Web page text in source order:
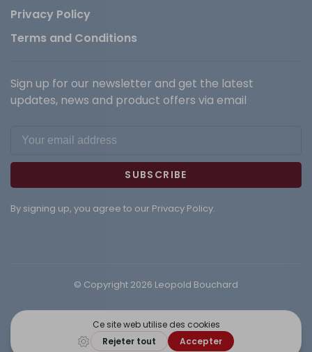
Privacy Policy
Terms and Conditions
Sign up for our newsletter and get the latest
updates, news and product offers via email
SUBSCRIBE
By signing up, you agree to our Privacy Policy.
© Copyright 2026 Leopold Bouchard